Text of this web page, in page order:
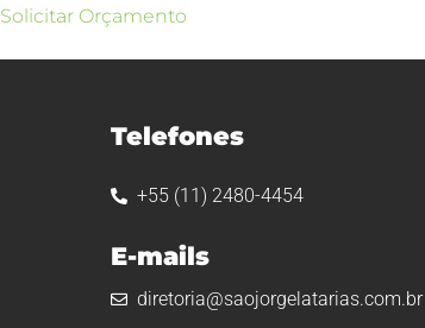
Solicitar Orçamento
Telefones
+55 (11) 2480-4454
E-mails
diretoria@saojorgelatarias.com.br